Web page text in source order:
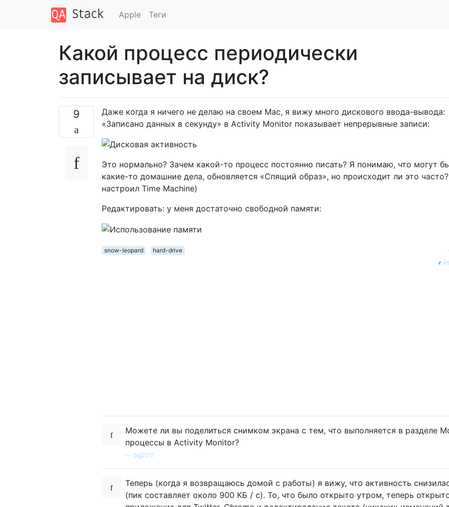
Apple Теги
Какой процесс периодически
записывает на диск?
9
Даже когда я ничего не делаю на своем Mac, я вижу много дискового ввода-вывода:
«Записано данных в секунду» в Activity Monitor показывает непрерывные записи:
Это нормально? Зачем какой-то процесс постоянно писать? Я понимаю, что могут
какие-то домашние дела, обновляется «Спящий образ», но происходит ли это
настроил Time Machine)
Редактировать: у меня достаточно свободной памяти:
snow-leopard hard-drive
Можете ли вы поделиться снимком экрана с тем, что выполняется в разделе
процессы в Activity Monitor?
bg2011
Теперь (когда я возвращаюсь домой с работы) я вижу, что активность
(пик составляет около 900 КБ / с). То, что было открыто утром, теперь